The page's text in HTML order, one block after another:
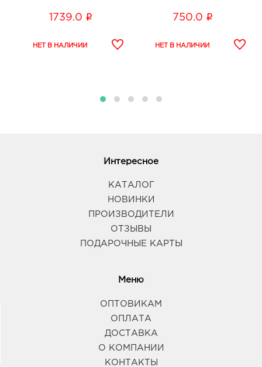
1739.0 i 750.0 i
Интересное
КАТАЛОГ
НОВИНКИ
ПРОИЗВОДИТЕЛИ
ОТЗЫВЫ
ПОДАРОЧНЫЕ КАРТЫ
Меню
ОПТОВИКАМ
ОПЛАТА
ДОСТАВКА
О КОМПАНИИ
КОНТАКТЫ